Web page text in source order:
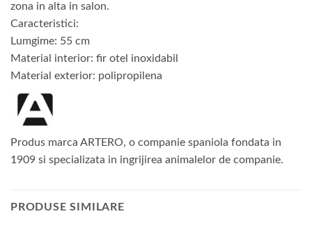
zona in alta in salon.
Caracteristici:
Lumgime: 55 cm
Material interior: fir otel inoxidabil
Material exterior: polipropilena
Produs marca ARTERO, o companie spaniola fondata in
1909 si specializata in ingrijirea animalelor de companie.
PRODUSE SIMILARE